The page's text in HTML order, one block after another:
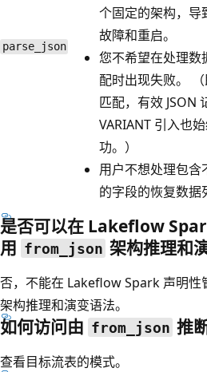
parse_json
个固定的架构，导
故障和重启。
您不希望在处理数
配时出现失败。
匹配，有效 JSON
VARIANT 引入也
功。）
用户不想处理包含
的字段的恢复数据
是否可以在 Lakeflow
用 from_json 架构推理和
否，不能在 Lakeflow Spark 声明性
架构推理和演变语法。
如何访问由 from_json 推
查看目标流表的模式。